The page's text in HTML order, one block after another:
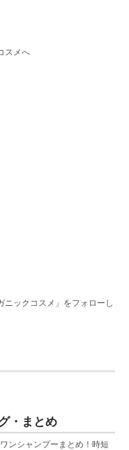
ニックコスメ」をフォローし
・まとめ
ンシャンプーまとめ！時短